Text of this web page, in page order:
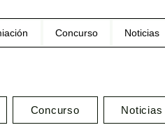
Concurso Noticias
Concurso Noticias